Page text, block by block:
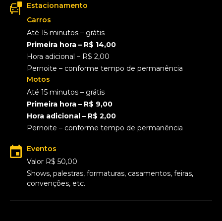
Estacionamento
Carros
Até 15 minutos – grátis
Primeira hora – R$ 14,00
Hora adicional – R$ 2,00
Pernoite – conforme tempo de permanência
Motos
Até 15 minutos – grátis
Primeira hora – R$ 9,00
Hora adicional – R$ 2,00
Pernoite – conforme tempo de permanência
Eventos
Valor R$ 50,00
Shows, palestras, formaturas, casamentos, feiras,
convenções, etc.